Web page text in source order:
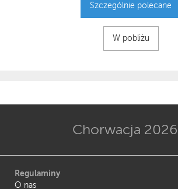
Szczególnie polecane
W pobliżu
Chorwacja 2026
Regulaminy
O nas